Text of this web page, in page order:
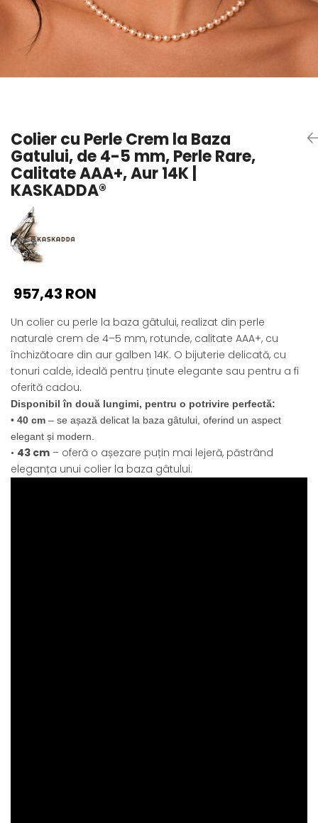
Seturi Perle cu Argint
Brățări cu Perle
Pandantive cu Perle
Colier cu Perle Crem la Baza
Gatului, de 4-5 mm, Perle Rare,
Calitate AAA+, Aur 14K |
KASKADDA®
957,43 RON
Un colier cu perle la baza gâtului, realizat din perle
naturale crem de 4–5 mm, rotunde, calitate AAA+, cu
închizătoare din aur galben 14K. O bijuterie delicată, cu
tonuri calde, ideală pentru ținute elegante sau pentru a fi
oferită cadou.
Disponibil în două lungimi, pentru o potrivire perfectă:
• 40 cm – se așază delicat la baza gâtului, oferind un aspect
elegant și modern.
• 43 cm – oferă o așezare puțin mai lejeră, păstrând
eleganța unui colier la baza gâtului.